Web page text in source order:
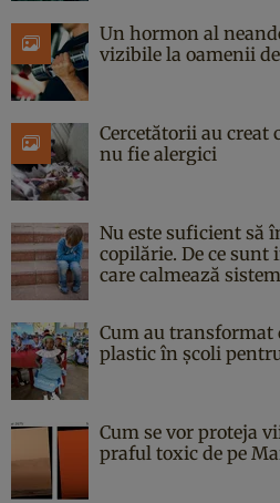
Un hormon al
vizibile la oamenii
Cercetătorii au creat
nu fie alergici
Nu este suficient să
copilărie. De ce
care calmează
Cum au transformat
plastic în școli
Cum se vor proteja
praful toxic de pe